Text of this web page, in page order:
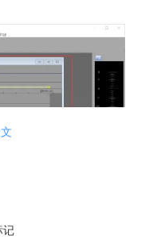
打开该音频
，那么将直接打开文件中的所
记